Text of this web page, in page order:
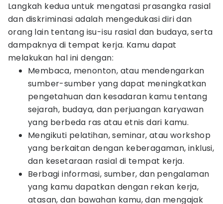
Langkah kedua untuk mengatasi prasangka rasial
dan diskriminasi adalah mengedukasi diri dan
orang lain tentang isu-isu rasial dan budaya, serta
dampaknya di tempat kerja. Kamu dapat
melakukan hal ini dengan:
Membaca, menonton, atau mendengarkan
sumber-sumber yang dapat meningkatkan
pengetahuan dan kesadaran kamu tentang
sejarah, budaya, dan perjuangan karyawan
yang berbeda ras atau etnis dari kamu.
Mengikuti pelatihan, seminar, atau workshop
yang berkaitan dengan keberagaman, inklusi,
dan kesetaraan rasial di tempat kerja.
Berbagi informasi, sumber, dan pengalaman
yang kamu dapatkan dengan rekan kerja,
atasan, dan bawahan kamu, dan mengajak